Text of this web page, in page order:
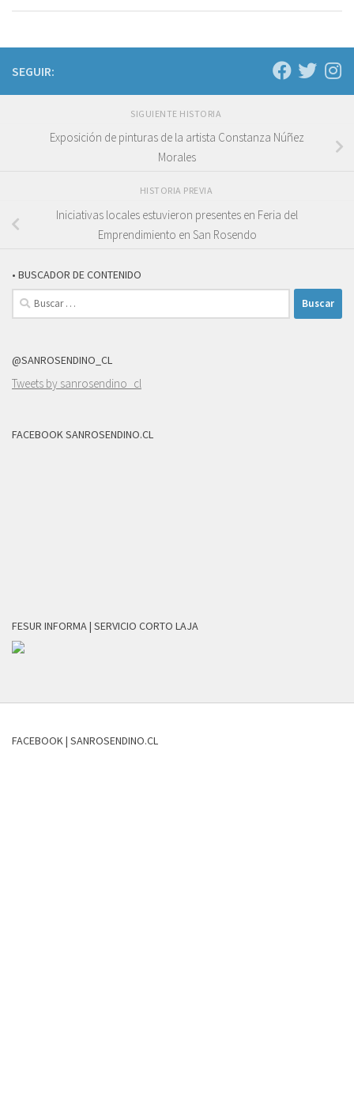
SEGUIR:
SIGUIENTE HISTORIA
Exposición de pinturas de la artista Constanza Núñez
Morales
HISTORIA PREVIA
Iniciativas locales estuvieron presentes en Feria del
Emprendimiento en San Rosendo
• BUSCADOR DE CONTENIDO
Buscar:
@SANROSENDINO_CL
Tweets by sanrosendino_cl
FACEBOOK SANROSENDINO.CL
FESUR INFORMA | SERVICIO CORTO LAJA
FACEBOOK | SANROSENDINO.CL